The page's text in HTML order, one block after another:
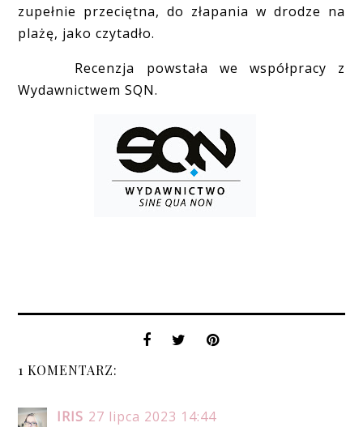
zupełnie przeciętna, do złapania w drodze na
plażę, jako czytadło.
Recenzja powstała we współpracy z
Wydawnictwem SQN.
1 KOMENTARZ:
IRIS 27 lipca 2023 14:44